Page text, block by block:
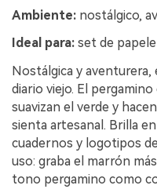
Ambiente: nostálgico,
Ideal para: set de
Nostálgica y aventurera,
diario viejo. El
suavizan el verde y
sienta artesanal. Brilla
cuadernos y logotipos
uso: graba el marrón
tono pergamino como